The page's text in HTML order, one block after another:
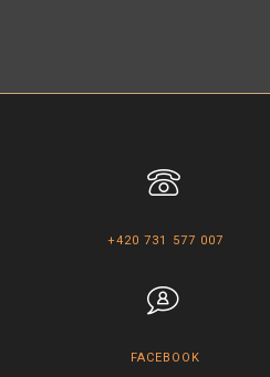
+420 731 577 007
FACEBOOK